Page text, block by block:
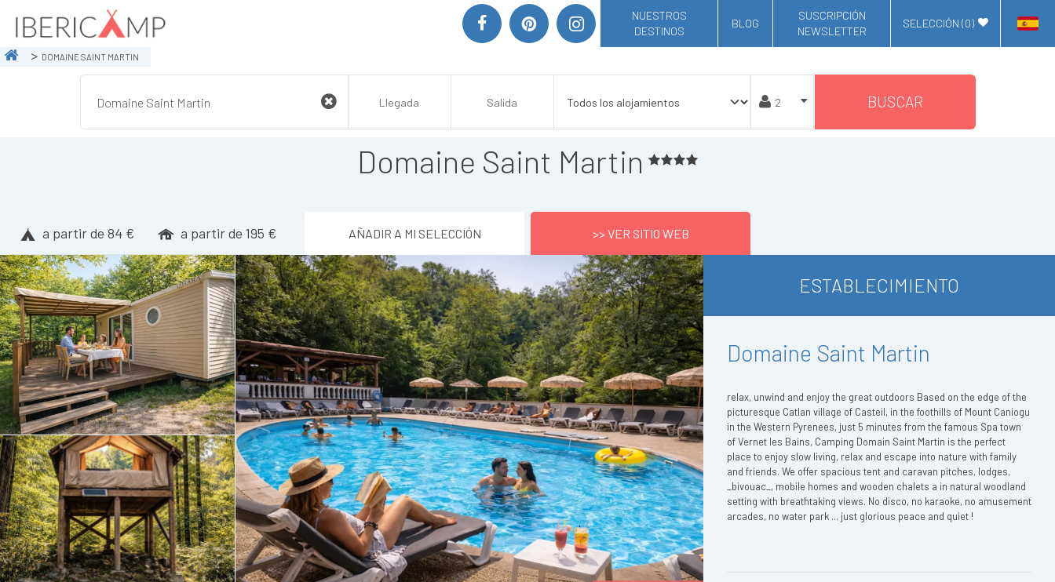
NUESTROS
DESTINOS
BLOG
SUSCRIPCIÓN
NEWSLETTER
SELECCIÓN (0)
DOMAINE SAINT MARTIN
BUSCAR
Domaine Saint Martin
a partir de 84 € a partir de 195 € AÑADIR A MI SELECCIÓN >> VER SITIO WEB
ESTABLECIMIENTO
Domaine Saint Martin
relax, unwind and enjoy the great outdoors Based on the edge of the
picturesque Catlan village of Casteil, in the foothills of Mount Caniogu
in the Western Pyrenees, just 5 minutes from the famous Spa town
of Vernet les Bains, Camping Domain Saint Martin is the perfect
place to enjoy slow living, relax and escape into nature with family
and friends. We offer spacious tent and caravan pitches, lodges,
_bivouac_, mobile homes and wooden chalets a in natural woodland
setting with breathtaking views. No disco, no karaoke, no amusement
arcades, no water park ... just glorious peace and quiet !